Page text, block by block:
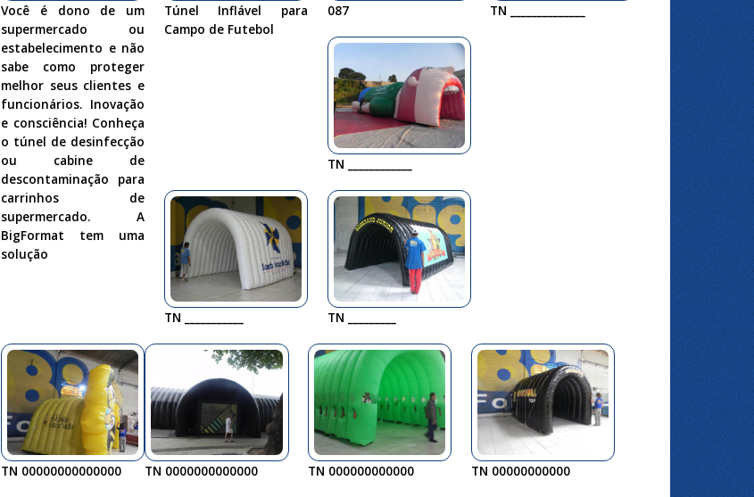
Você é dono de um
supermercado ou
estabelecimento e não
sabe como proteger
melhor seus clientes e
funcionários. Inovação
e consciência! Conheça
o túnel de desinfecção
ou cabine de
descontaminação para
carrinhos de
supermercado. A
BigFormat tem uma
solução
Túnel Inflável para
Campo de Futebol
087 TN ______________
TN ____________
TN ___________ TN _________
TN 00000000000000 TN 0000000000000 TN 000000000000 TN 00000000000